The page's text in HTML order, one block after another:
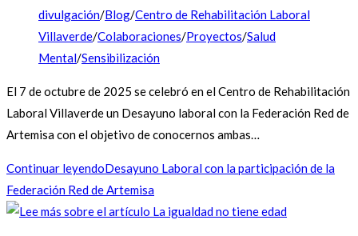
divulgación/Blog/Centro de Rehabilitación Laboral
Villaverde/Colaboraciones/Proyectos/Salud
Mental/Sensibilización
El 7 de octubre de 2025 se celebró en el Centro de Rehabilitación
Laboral Villaverde un Desayuno laboral con la Federación Red de
Artemisa con el objetivo de conocernos ambas…
Continuar leyendoDesayuno Laboral con la participación de la
Federación Red de Artemisa